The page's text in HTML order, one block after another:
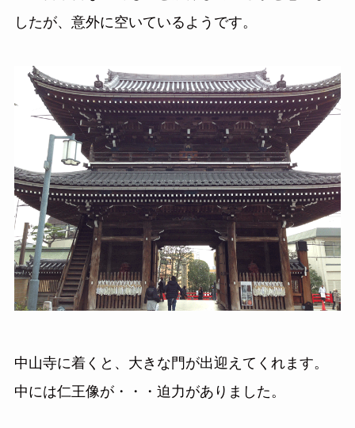
したが、意外に空いているようです。
中山寺に着くと、大きな門が出迎えてくれます。
中には仁王像が・・・迫力がありました。